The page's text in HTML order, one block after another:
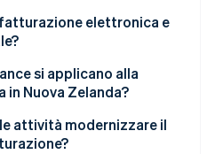
costruendo l'infrastruttura
elettronica e
si applicano alla
Nuova Zelanda?
attività modernizzare il